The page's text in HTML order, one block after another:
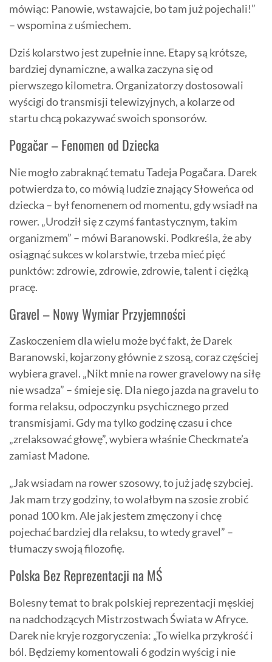
mówiąc: Panowie, wstawajcie, bo tam już pojechali!”
– wspomina z uśmiechem.
Dziś kolarstwo jest zupełnie inne. Etapy są krótsze,
bardziej dynamiczne, a walka zaczyna się od
pierwszego kilometra. Organizatorzy dostosowali
wyścigi do transmisji telewizyjnych, a kolarze od
startu chcą pokazywać swoich sponsorów.
Pogačar – Fenomen od Dziecka
Nie mogło zabraknąć tematu Tadeja Pogačara. Darek
potwierdza to, co mówią ludzie znający Słoweńca od
dziecka – był fenomenem od momentu, gdy wsiadł na
rower. „Urodził się z czymś fantastycznym, takim
organizmem” – mówi Baranowski. Podkreśla, że aby
osiągnąć sukces w kolarstwie, trzeba mieć pięć
punktów: zdrowie, zdrowie, zdrowie, talent i ciężką
pracę.
Gravel – Nowy Wymiar Przyjemności
Zaskoczeniem dla wielu może być fakt, że Darek
Baranowski, kojarzony głównie z szosą, coraz częściej
wybiera gravel. „Nikt mnie na rower gravelowy na siłę
nie wsadza” – śmieje się. Dla niego jazda na gravelu to
forma relaksu, odpoczynku psychicznego przed
transmisjami. Gdy ma tylko godzinę czasu i chce
„zrelaksować głowę”, wybiera właśnie Checkmate’a
zamiast Madone.
„Jak wsiadam na rower szosowy, to już jadę szybciej.
Jak mam trzy godziny, to wolałbym na szosie zrobić
ponad 100 km. Ale jak jestem zmęczony i chcę
pojechać bardziej dla relaksu, to wtedy gravel” –
tłumaczy swoją filozofię.
Polska Bez Reprezentacji na MŚ
Bolesny temat to brak polskiej reprezentacji męskiej
na nadchodzących Mistrzostwach Świata w Afryce.
Darek nie kryje rozgoryczenia: „To wielka przykrość i
ból. Będziemy komentowali 6 godzin wyścig i nie